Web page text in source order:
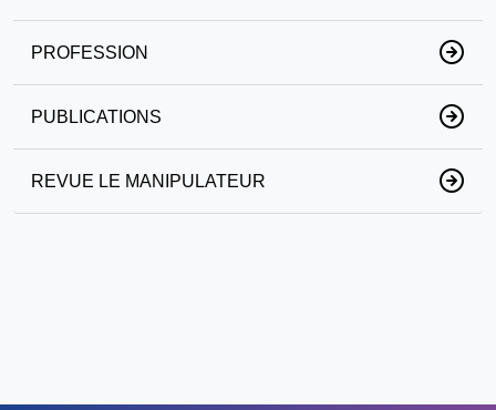
PROFESSION
PUBLICATIONS
REVUE LE MANIPULATEUR